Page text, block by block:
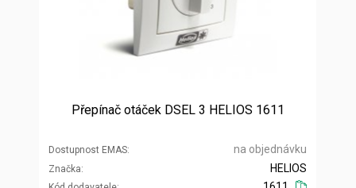
Přepínač otáček DSEL 3 HELIOS 1611
Dostupnost EMAS na objednávku
Značka
HELIOS